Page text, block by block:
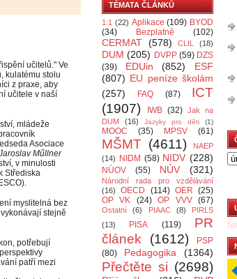
učitelů." Ve
kulatému stolu
z praxe, aby
učitele v naší
mládeže
Asociace
Műllner
v minulosti
Střediska
myslitelná bez
stejně
potřebují
patří mezi
TÉMATA ČLÁNKŮ
1:1 (22) Aplikace (109) BYOD
(34)
Bezplatně (102)
CERMAT (578) CLIL (18)
DUM (205) DVPP (59) DZS
(39)
EDUin (852)
ESF
(807) EU peníze školám
(257)
FAQ (87)
ICT
(1907)
IWB (32) Jak na
DUM
(16) Jazyky pro děti (1)
MOOC (35) MPSV (61)
MŠMT (4611)
NAEP
(14)
NIDM (58) NIDV (228)
NÚOV (55) NÚV (321)
Národní rada pro vzdělávání
(16)
OECD (114) OER (25)
OP VK
(24) OP VVV (67)
Ostatní (6) PIAAC (8)
PIRLS
(13)
PISA (119)
PR
článek
(1612)
PSP
(80)
Pedagogika (1364)
Přečtěte si (2698)